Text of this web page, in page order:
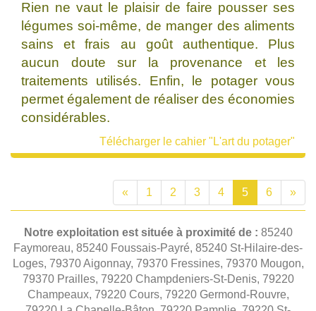
Rien ne vaut le plaisir de faire pousser ses
légumes soi-même, de manger des aliments
sains et frais au goût authentique. Plus
aucun doute sur la provenance et les
traitements utilisés. Enfin, le potager vous
permet également de réaliser des économies
considérables.
Télécharger le cahier "L'art du potager"
« 1 2 3 4 5 6 »
Notre exploitation est située à proximité de : 85240
Faymoreau, 85240 Foussais-Payré, 85240 St-Hilaire-des-
Loges, 79370 Aigonnay, 79370 Fressines, 79370 Mougon,
79370 Prailles, 79220 Champdeniers-St-Denis, 79220
Champeaux, 79220 Cours, 79220 Germond-Rouvre,